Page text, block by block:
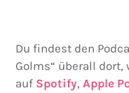
Du findest den
Golms“ überall dort,
auf Spotify,Apple